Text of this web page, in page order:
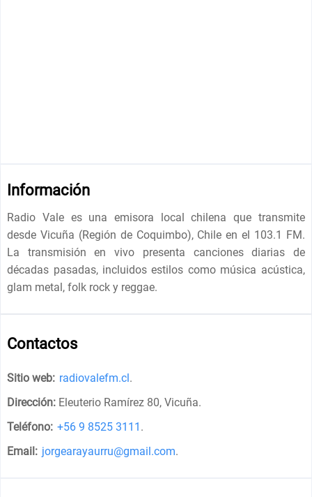
Información
Radio Vale es una emisora local chilena que transmite
desde Vicuña (Región de Coquimbo), Chile en el 103.1 FM.
La transmisión en vivo presenta canciones diarias de
décadas pasadas, incluidos estilos como música acústica,
glam metal, folk rock y reggae.
Contactos
Sitio web: radiovalefm.cl.
Dirección: Eleuterio Ramírez 80, Vicuña.
Teléfono: +56 9 8525 3111 .
Email: jorgearayaurru@gmail.com.